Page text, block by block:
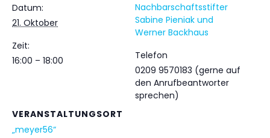
Datum:
21. Oktober
Zeit:
16:00 – 18:00
VERANSTALTUNGSORT
„meyer56“
Nachbarschaftsstifter
Sabine Pieniak und
Werner Backhaus
Telefon
0209 9570183 (gerne auf
den Anrufbeantworter
sprechen)